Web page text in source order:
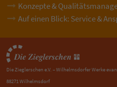
Konzepte &
Auf einen Blick: Service &
Die Zieglerschen e.V. – Wilhelmsdorfer Werke
88271 Wilhelmsdorf